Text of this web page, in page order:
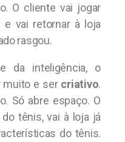
O cliente vai jogar
vai retornar à loja
rasgou.
da inteligência, o
muito e ser criativo.
Só abre espaço. O
tênis, vai à loja já
do tênis.